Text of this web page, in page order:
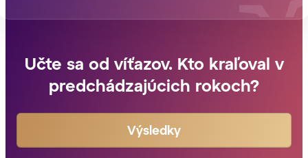
Učte sa od víťazov. Kto kraľoval v
predchádzajúcich rokoch?
Výsledky